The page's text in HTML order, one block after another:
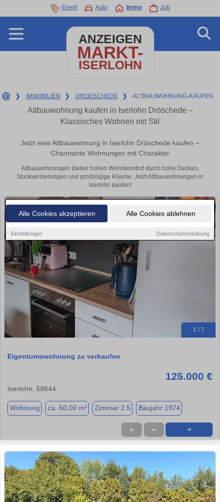
Alle Cookies akzeptieren Alle Cookies ablehnen
Einstellungen Datenschutzerklärung
Event Auto Immo Job
ANZEIGEN
MARKT-
ISERLOHN
❯ IMMOBILIEN ❯ DROESCHEDE ❯ ALTBAUWOHNUNG-KAUFEN
Altbauwohnung kaufen in Iserlohn Dröschede –
Klassisches Wohnen mit Stil
Jetzt eine Altbauwohnung in Iserlohn Dröschede kaufen –
Charmante Wohnungen mit Charakter
Altbauwohnungen bieten hohen Wohnkomfort durch hohe Decken,
Stuckverzierungen und großzügige Räume. Jetzt Altbauwohnungen in
Iserlohn kaufen!
1 / 7
Eigentumswohnung zu verkaufen
125.000 €
Iserlohn, 58644
Wohnung ca. 60,00 m² Zimmer 2.5 Baujahr 1974
★ ➦ ➜